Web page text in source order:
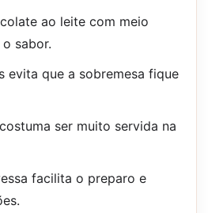
ao leite com meio
sabor.
evita que a sobremesa fique
ser muito servida na
facilita o preparo e